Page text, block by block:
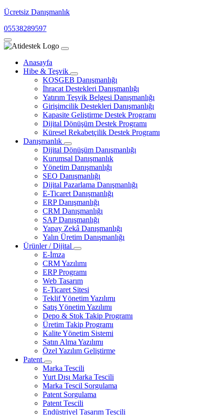
Ücretsiz Danışmanlık
05538289597
Anasayfa
Hibe & Teşvik
KOSGEB Danışmanlığı
İhracat Destekleri Danışmanlığı
Yatırım Teşvik Belgesi Danışmanlığı
Girişimcilik Destekleri Danışmanlığı
Kapasite Geliştirme Destek Programı
Dijital Dönüşüm Destek Programı
Küresel Rekabetçilik Destek Programı
Danışmanlık
Dijital Dönüşüm Danışmanlığı
Kurumsal Danışmanlık
Yönetim Danışmanlığı
SEO Danışmanlığı
Dijital Pazarlama Danışmanlığı
E-Ticaret Danışmanlığı
ERP Danışmanlığı
CRM Danışmanlığı
SAP Danışmanlığı
Yapay Zekâ Danışmanlığı
Yalın Üretim Danışmanlığı
Ürünler / Dijital
E-İmza
CRM Yazılımı
ERP Programı
Web Tasarım
E-Ticaret Sitesi
Teklif Yönetim Yazılımı
Satış Yönetim Yazılımı
Depo & Stok Takip Programı
Üretim Takip Programı
Kalite Yönetim Sistemi
Satın Alma Yazılımı
Özel Yazılım Geliştirme
Patent
Marka Tescili
Yurt Dışı Marka Tescili
Marka Tescil Sorgulama
Patent Sorgulama
Patent Tescili
Endüstriyel Tasarım Tescili